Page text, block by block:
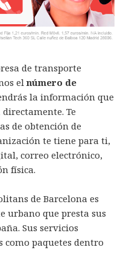
de transporte
elnúmero de
la información que
Te
de obtención de
te tiene para ti,
correo electrónico,
física.
de Barcelona es
urbano que presta sus
Sus servicios
paquetes dentro